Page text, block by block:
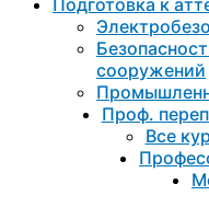
Подготовка к
сооружений
Проф.
Все